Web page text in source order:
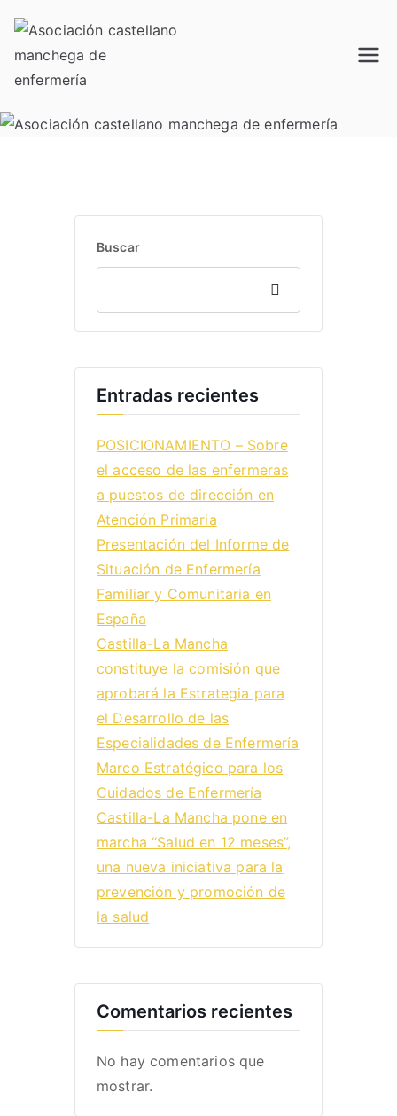
contenido
Buscar
Buscar
Entradas recientes
POSICIONAMIENTO – Sobre
el acceso de las enfermeras
a puestos de dirección en
Atención Primaria
Presentación del Informe de
Situación de Enfermería
Familiar y Comunitaria en
España
Castilla-La Mancha
constituye la comisión que
aprobará la Estrategia para
el Desarrollo de las
Especialidades de Enfermería
Marco Estratégico para los
Cuidados de Enfermería
Castilla-La Mancha pone en
marcha “Salud en 12 meses”,
una nueva iniciativa para la
prevención y promoción de
la salud
Comentarios recientes
No hay comentarios que
mostrar.